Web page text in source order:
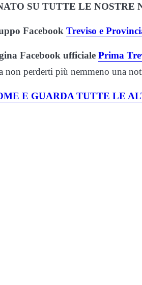
SU TUTTE LE NOSTRE
Facebook Treviso e
Facebook ufficiale Prima
non perderti più nemmeno una
E GUARDA TUTTE LE